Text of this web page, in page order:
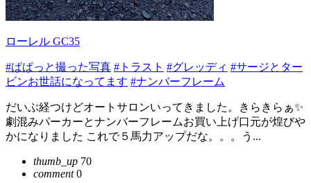
ローレル GC35
#ぱぱっと撮った写真 #トラスト #グレッディ #サージとター
ビンお世話になってます #ナンバーフレーム
だいぶ経つけどオートサロンいってきました。きらきらぁ✨
劇混みパーカーとナンバーフレームお買い上げ口元が煌びや
かになりました これで５馬力アップだな。。。う...
thumb_up 70
comment0